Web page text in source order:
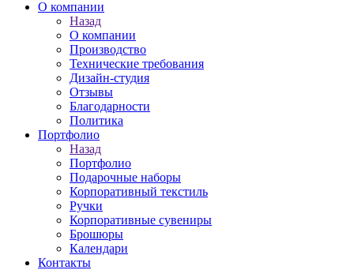
О компании
Назад
О компании
Производство
Технические требования
Дизайн-студия
Отзывы
Благодарности
Политика
Портфолио
Назад
Портфолио
Подарочные наборы
Корпоративный текстиль
Ручки
Корпоративные сувениры
Брошюры
Календари
Контакты